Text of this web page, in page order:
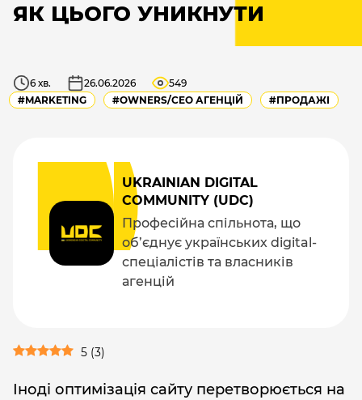
ЯК ЦЬОГО УНИКНУТИ
#MARKETING #OWNERS/СEO АГЕНЦІЙ #ПРОДАЖІ
6 хв. 26.06.2026 549
UKRAINIAN DIGITAL
COMMUNITY (UDC)
Професійна спільнота, що
об’єднує українських digital-
спеціалістів та власників
агенцій
5 (3)
Іноді оптимізація сайту перетворюється на